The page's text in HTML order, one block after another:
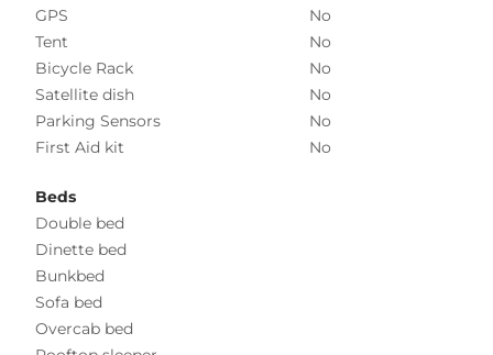
GPS
No
Tent
No
Bicycle Rack
No
Satellite dish
No
Parking Sensors
No
First Aid kit
No
Beds
Double bed
Dinette bed
Bunkbed
Sofa bed
Overcab bed